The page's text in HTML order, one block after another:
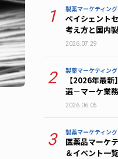
1 製薬マーケティング
ペイシェント
考え方と国内
2026.07.29
2 製薬マーケティング
【2026年最
選－マーケ業
解説
2026.06.05
3 製薬マーケティング
医薬品マーケ
＆イベント一